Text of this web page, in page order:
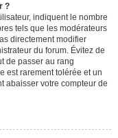
?
indiquent le nombre
tels que les modérateurs
directement modifier
du forum. Évitez de
de passer au rang
est rarement tolérée et un
abaisser votre compteur de